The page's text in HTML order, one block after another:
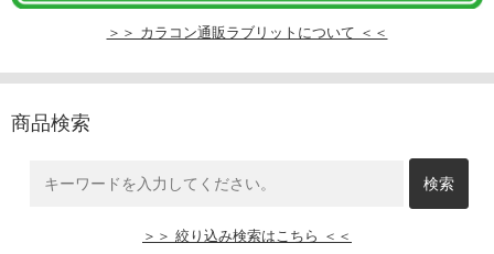
＞＞ カラコン通販ラブリットについて ＜＜
商品検索
＞＞ 絞り込み検索はこちら ＜＜